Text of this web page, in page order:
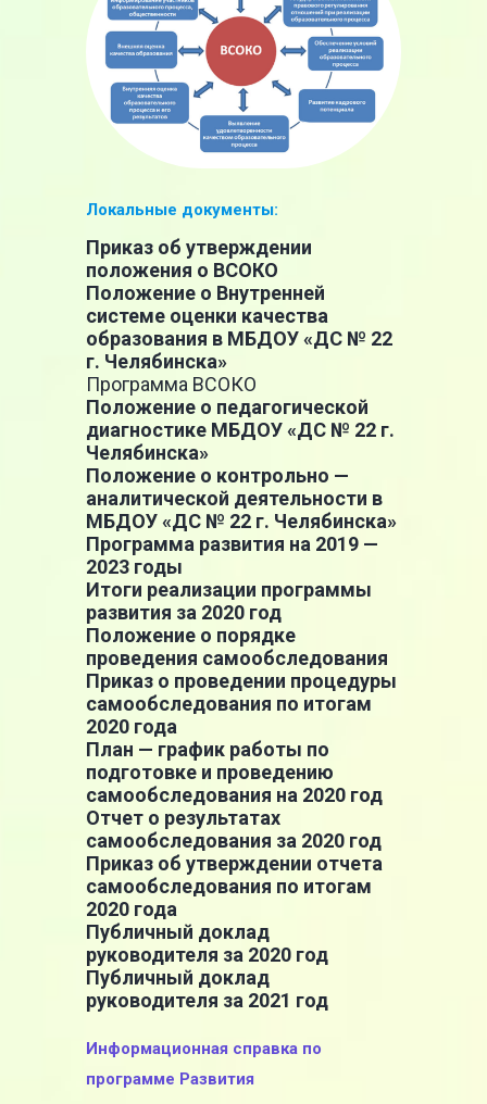
Локальные документы:
Приказ об утверждении
положения о ВСОКО
Положение о Внутренней
системе оценки качества
образования в МБДОУ «ДС № 22
г. Челябинска»
Программа ВСОКО
Положение о педагогической
диагностике МБДОУ «ДС № 22 г.
Челябинска»
Положение о контрольно —
аналитической деятельности в
МБДОУ «ДС № 22 г. Челябинска»
Программа развития на 2019 —
2023 годы
Итоги реализации программы
развития за 2020 год
Положение о порядке
проведения самообследования
Приказ о проведении процедуры
самообследования по итогам
2020 года
План — график работы по
подготовке и проведению
самообследования на 2020 год
Отчет о результатах
самообследования за 2020 год
Приказ об утверждении отчета
самообследования по итогам
2020 года
Публичный доклад
руководителя за 2020 год
Публичный доклад
руководителя за 2021 год
Информационная справка по
программе Развития